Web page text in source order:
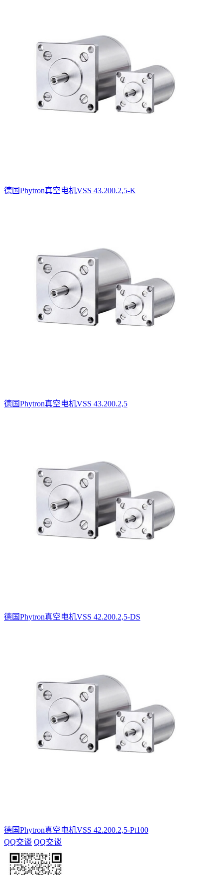
德国Phytron真空电机VSS 43.200.2,5-K
德国Phytron真空电机VSS 43.200.2,5
德国Phytron真空电机VSS 42.200.2,5-DS
德国Phytron真空电机VSS 42.200.2,5-Pt100
QQ交谈 QQ交谈